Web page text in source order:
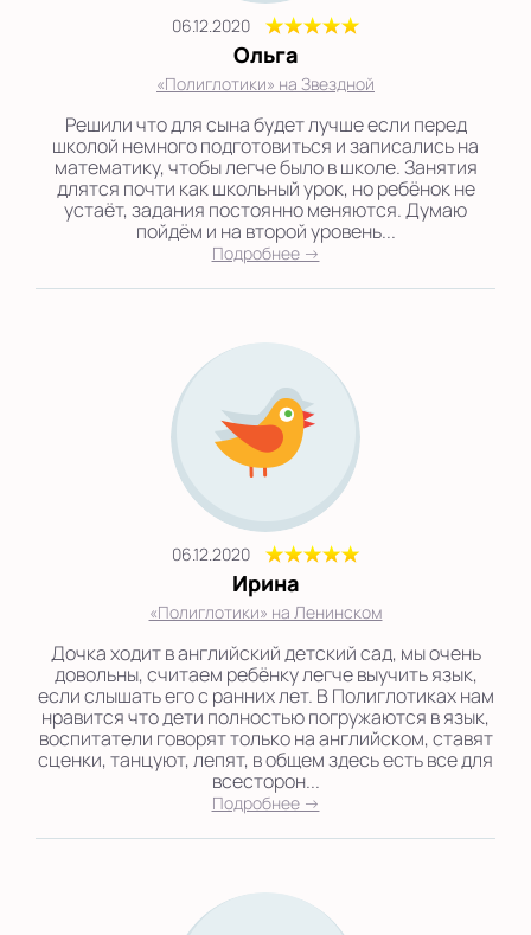
06.12.2020
Ольга
«Полиглотики» на Звездной
Решили что для сына будет лучше если перед
школой немного подготовиться и записались на
математику, чтобы легче было в школе. Занятия
длятся почти как школьный урок, но ребёнок не
устаёт, задания постоянно меняются. Думаю
пойдём и на второй уровень...
Подробнее →
06.12.2020
Ирина
«Полиглотики» на Ленинском
Дочка ходит в английский детский сад, мы очень
довольны, считаем ребёнку легче выучить язык,
если слышать его с ранних лет. В Полиглотиках нам
нравится что дети полностью погружаются в язык,
воспитатели говорят только на английском, ставят
сценки, танцуют, лепят, в общем здесь есть все для
всесторон...
Подробнее →